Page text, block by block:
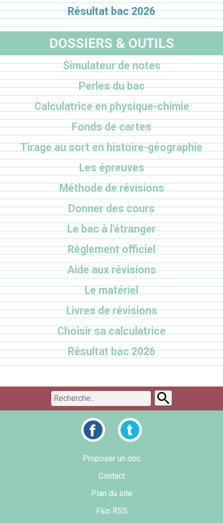
Résultat bac 2026
DOSSIERS & OUTILS
Simulateur de notes
Perles du bac
Calculatrice en physique-chimie
Fonds de cartes
Tirage au sort en histoire-géographie
Les épreuves
Méthode de révisions
Donner des cours
Le bac à l'étranger
Règlement officiel
Aide aux révisions
Le matériel
Livres de révisions
Choisir sa calculatrice
Résultat bac 2026
Proposer un doc
Contact
Plan du site
Flux RSS